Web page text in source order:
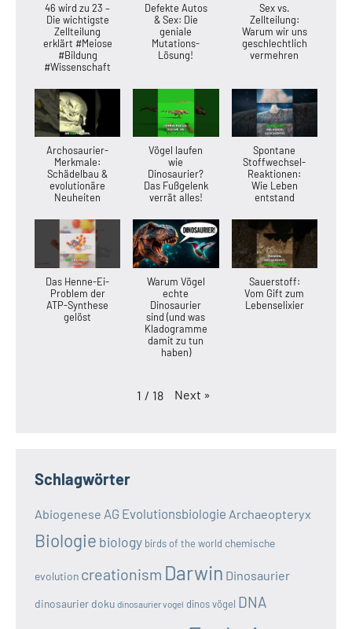
46 wird zu 23 –
Die wichtigste
Zellteilung
erklärt #Meiose
#Bildung
#Wissenschaft
Defekte Autos
& Sex: Die
geniale
Mutations-
Lösung!
Sex vs.
Zellteilung:
Warum wir uns
geschlechtlich
vermehren
Archosaurier-
Merkmale:
Schädelbau &
evolutionäre
Neuheiten
Vögel laufen
wie
Dinosaurier?
Das Fußgelenk
verrät alles!
Spontane
Stoffwechsel-
Reaktionen:
Wie Leben
entstand
Das Henne-Ei-
Problem der
ATP-Synthese
gelöst
Warum Vögel
echte
Dinosaurier
sind (und was
Kladogramme
damit zu tun
haben)
Sauerstoff:
Vom Gift zum
Lebenselixier
1 / 18 Next »
Schlagwörter
Abiogenese AG Evolutionsbiologie Archaeopteryx
Biologie biology birds of the world chemische
evolution creationism Darwin Dinosaurier
dinosaurier doku dinosaurier vogel dinos vögel DNA